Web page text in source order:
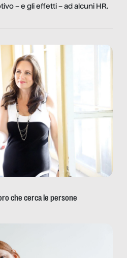
– e gli effetti – ad alcuni HR.
che cerca le persone